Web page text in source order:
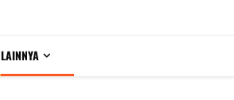
LAINNYA